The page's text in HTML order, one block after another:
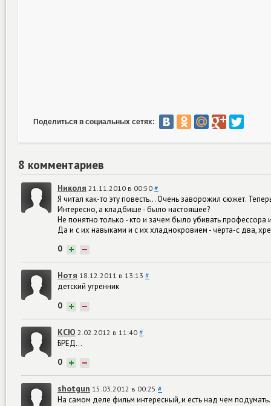
Поделиться в социальных сетях:
8 комментариев
Николя 21.11.2010 в 00:50 #
Я читал как-то эту повесть... Очень заворожил сюжет.
Интересно, а кладбище - было настоящее?
Не понятно только - кто и зачем было убивать
Да и с их навыками и с их хладнокровием - чёрта-с два,
0 + −
Нотя 18.12.2011 в 13:13 #
детский утренник
0 + −
КСЮ 2.02.2012 в 11:40 #
БРЕД...
0 + −
shotgun 15.03.2012 в 00:25 #
На самом деле фильм интересный, и есть над чем